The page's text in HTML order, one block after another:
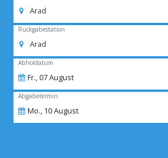
Arad
Rückgabestation
Arad
Abholdatum
Fr.,07August
Abgabetermin
Mo., 10August